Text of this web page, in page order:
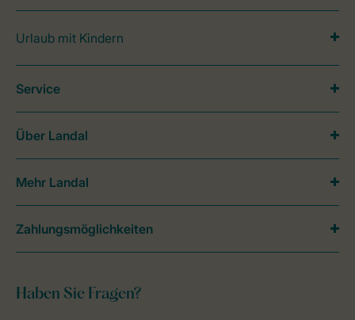
Urlaub mit Kindern
Haben Sie Fragen?
Service
Über Landal
Mehr Landal
Zahlungsmöglichkeiten